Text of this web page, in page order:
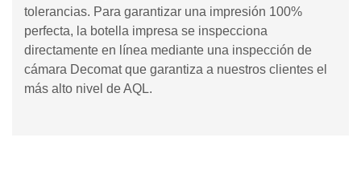
tolerancias. Para garantizar una impresión 100%
perfecta, la botella impresa se inspecciona
directamente en línea mediante una inspección de
cámara Decomat que garantiza a nuestros clientes el
más alto nivel de AQL.